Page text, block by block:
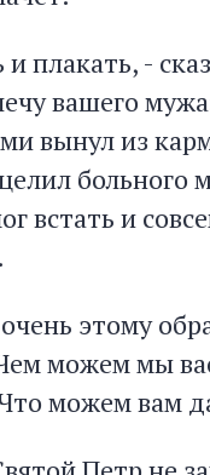
плакать, -
вашего
вынул из
больного
встать и
этому
можем мы
можем вам